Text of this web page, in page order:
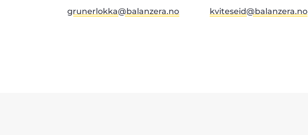
grunerlokka@balanzera.no kviteseid@balanzera.no